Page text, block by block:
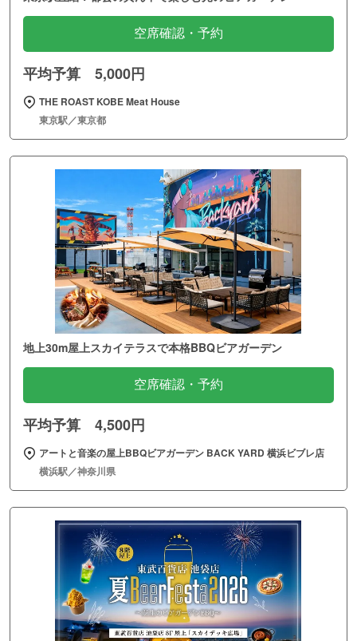
空席確認・予約
平均予算 5,000円
THE ROAST KOBE Meat House
東京駅／東京都
地上30m屋上スカイテラスで本格BBQビアガーデン
空席確認・予約
平均予算 4,500円
アートと音楽の屋上BBQビアガーデン BACK YARD 横浜ビブレ店
横浜駅／神奈川県